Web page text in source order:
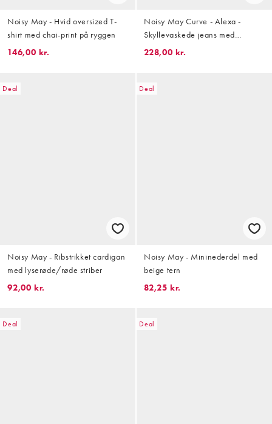
Noisy May - Hvid oversized T-
shirt med chai-print på ryggen
146,00 kr.
Noisy May Curve - Alexa -
Skyllevaskede jeans med
mellemhøj talje og vide ben
228,00 kr.
Deal
Noisy May - Ribstrikket cardigan
med lyserøde/røde striber
92,00 kr.
Deal
Noisy May - Mininederdel med
beige tern
82,25 kr.
Deal Deal